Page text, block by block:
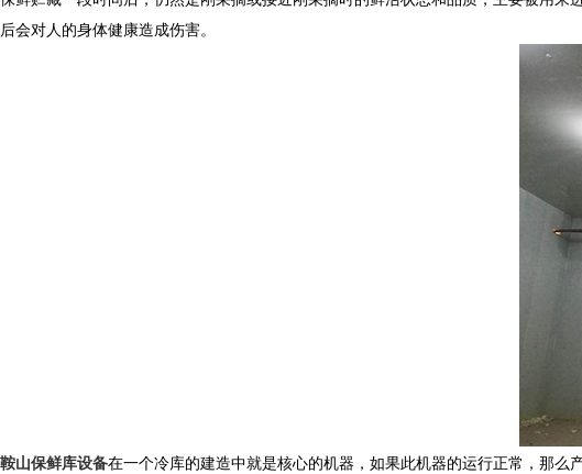
后会对人的身体健康造成伤害。
鞍山保鲜库设备在一个冷库的建造中就是核心的机器，如果此机器的运行正常，那